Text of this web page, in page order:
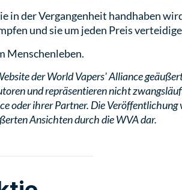
in der Vergangenheit handhaben
und sie um jeden Preis
Menschenleben.
der World Vapers' Alliance
und repräsentieren nicht
oder ihrer Partner. Die Veröffentlichung
Ansichten durch die WVA dar.